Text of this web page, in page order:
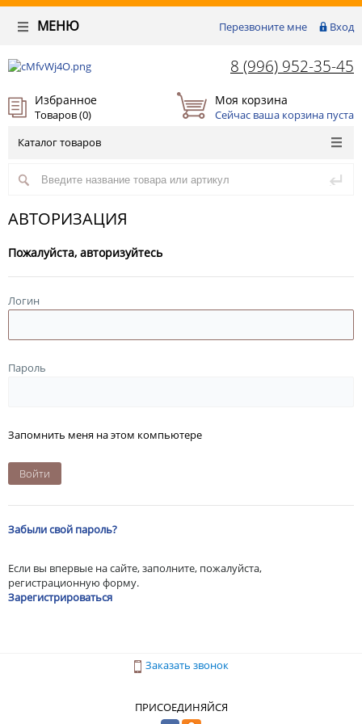
Перезвоните мне Вход
МЕНЮ
8 (996) 952-35-45
Избранное
Товаров (0)
Моя корзина
Сейчас ваша корзина пуста
Каталог товаров
АВТОРИЗАЦИЯ
Пожалуйста, авторизуйтесь
Логин
Пароль
Запомнить меня на этом компьютере
Забыли свой пароль?
Если вы впервые на сайте, заполните, пожалуйста,
регистрационную форму.
Зарегистрироваться
Заказать звонок
ПРИСОЕДИНЯЙСЯ